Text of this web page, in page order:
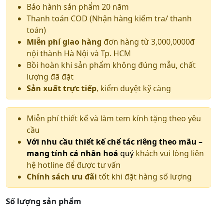
Bảo hành sản phẩm 20 năm
Thanh toán COD (Nhận hàng kiếm tra/ thanh
toán)
Miễn phí giao hàng đơn hàng từ 3,000,0000đ
nội thành Hà Nội và Tp. HCM
Bồi hoàn khi sản phẩm không đúng mẫu, chất
lượng đã đặt
Sản xuất trực tiếp, kiểm duyệt kỹ càng
Miễn phí thiết kế và làm tem kính tặng theo yêu
cầu
Với nhu cầu thiết kế chế tác riêng theo mẫu –
mang tính cá nhân hoá quý khách vui lòng liên
hệ hotline để được tư vấn
Chính sách ưu đãi tốt khi đặt hàng số lượng
Số lượng sản phẩm